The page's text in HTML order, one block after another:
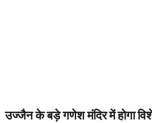
उज्जैन के बड़े गणेश मंदिर में होगा